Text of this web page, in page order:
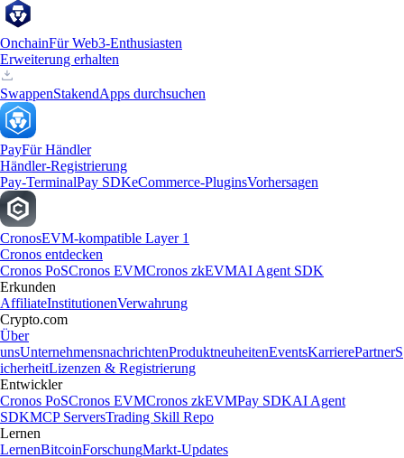
OnchainFür Web3-Enthusiasten
Erweiterung erhalten
SwappenStakendApps durchsuchen
PayFür Händler
Händler-Registrierung
Pay-TerminalPay SDKeCommerce-PluginsVorhersagen
CronosEVM-kompatible Layer 1
Cronos entdecken
Cronos PoSCronos EVMCronos zkEVMAI Agent SDK
Erkunden
AffiliateInstitutionenVerwahrung
Crypto.com
Über
unsUnternehmensnachrichtenProduktneuheitenEventsKarrierePartnerS
icherheitLizenzen & Registrierung
Entwickler
Cronos PoSCronos EVMCronos zkEVMPay SDKAI Agent
SDKMCP ServersTrading Skill Repo
Lernen
LernenBitcoinForschungMarkt-Updates